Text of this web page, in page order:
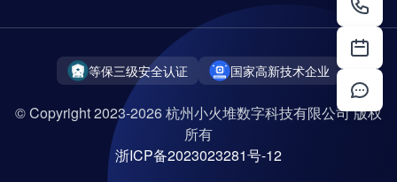
等保三级安全认证 国家高新技术企业
© Copyright 2023-2026 杭州小火堆数字科技有限公司 版权
所有
浙ICP备2023023281号-12